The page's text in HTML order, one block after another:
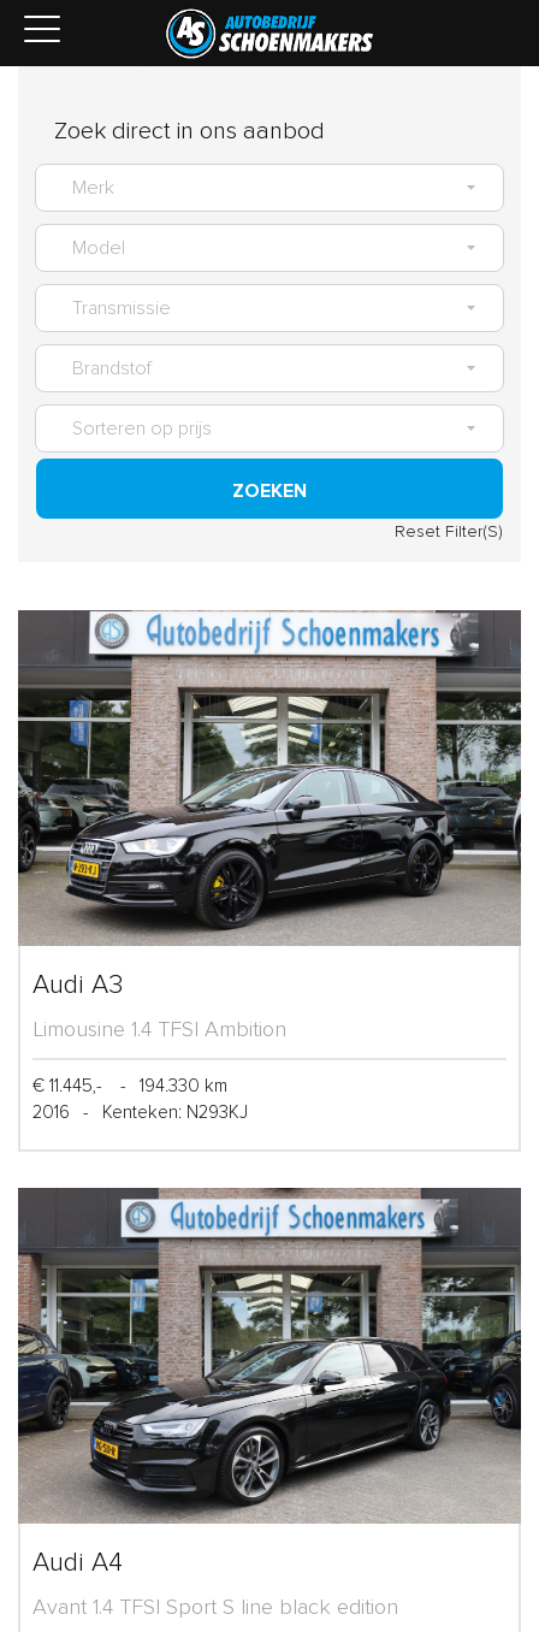
Zoek direct in ons aanbod
ZOEKEN
Reset Filter(S)
Audi A3
Limousine 1.4 TFSI Ambition
€ 11.445,- -
194.330 km
2016
- Kenteken: N293KJ
Audi A4
Avant 1.4 TFSI Sport S line black edition